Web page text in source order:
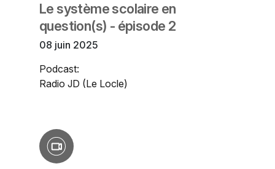
Le système scolaire en
question(s) - épisode 2
08 juin 2025
Podcast:
Radio JD (Le Locle)